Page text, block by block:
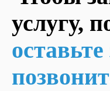
услугу,
ИНФОРМАЦИЯ
компании
данных